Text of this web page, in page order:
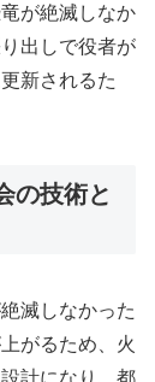
が絶滅しなか
出しで役者が
新されるた
の技術と
滅しなかった
がるため、火
計になり、都